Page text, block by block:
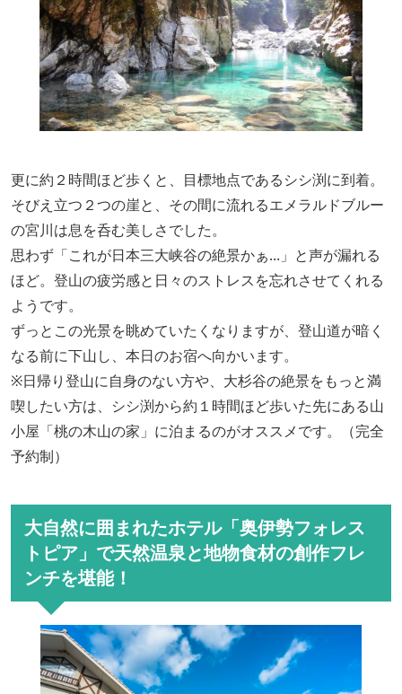
更に約２時間ほど歩くと、目標地点であるシシ渕に到着。
そびえ立つ２つの崖と、その間に流れるエメラルドブルー
の宮川は息を呑む美しさでした。
思わず 「これが日本三大峡谷の絶景かぁ...」 と声が漏れる
ほど。登山の疲労感と日々のストレスを忘れさせてくれる
ようです。
ずっとこの光景を眺めていたくなりますが、 登山道が暗く
なる前に下山し、本日のお宿へ向かいます。
※日帰り登山に自身のない方や、大杉谷の絶景をもっと満
喫したい方は、シシ渕から約１時間ほど歩いた先にある山
小屋「桃の木山の家」に泊まるのがオススメです。（完全
予約制）
大自然に囲まれたホテル「奥伊勢フォレス
トピア」で天然温泉と地物食材の創作フレ
ンチを堪能！